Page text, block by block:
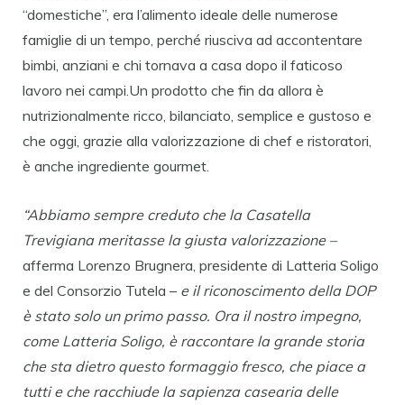
“domestiche”, era l’alimento ideale delle numerose
famiglie di un tempo, perché riusciva ad accontentare
bimbi, anziani e chi tornava a casa dopo il faticoso
lavoro nei campi.Un prodotto che fin da allora è
nutrizionalmente ricco, bilanciato, semplice e gustoso e
che oggi, grazie alla valorizzazione di chef e ristoratori,
è anche ingrediente gourmet.
“Abbiamo sempre creduto che la Casatella
Trevigiana meritasse la giusta valorizzazione –
afferma Lorenzo Brugnera, presidente di Latteria Soligo
e del Consorzio Tutela – e il riconoscimento della DOP
è stato solo un primo passo. Ora il nostro impegno,
come Latteria Soligo, è raccontare la grande storia
che sta dietro questo formaggio fresco, che piace a
tutti e che racchiude la sapienza casearia delle